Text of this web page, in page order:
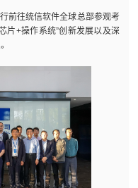
前往统信软件全球总部参观考
片+操作系统”创新发展以及深